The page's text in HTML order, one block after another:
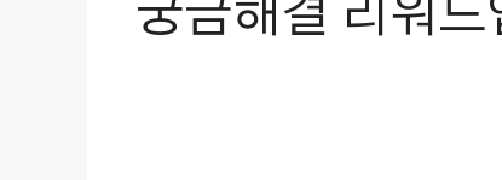
궁금해결 리워드